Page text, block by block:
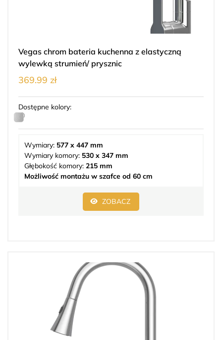
Vegas chrom bateria kuchenna z elastyczną
wylewką strumień/ prysznic
369.99 zł
Dostępne kolory:
Wymiary: 577 x 447 mm
Wymiary komory: 530 x 347 mm
Głębokość komory: 215 mm
Możliwość montażu w szafce od 60 cm
ZOBACZ